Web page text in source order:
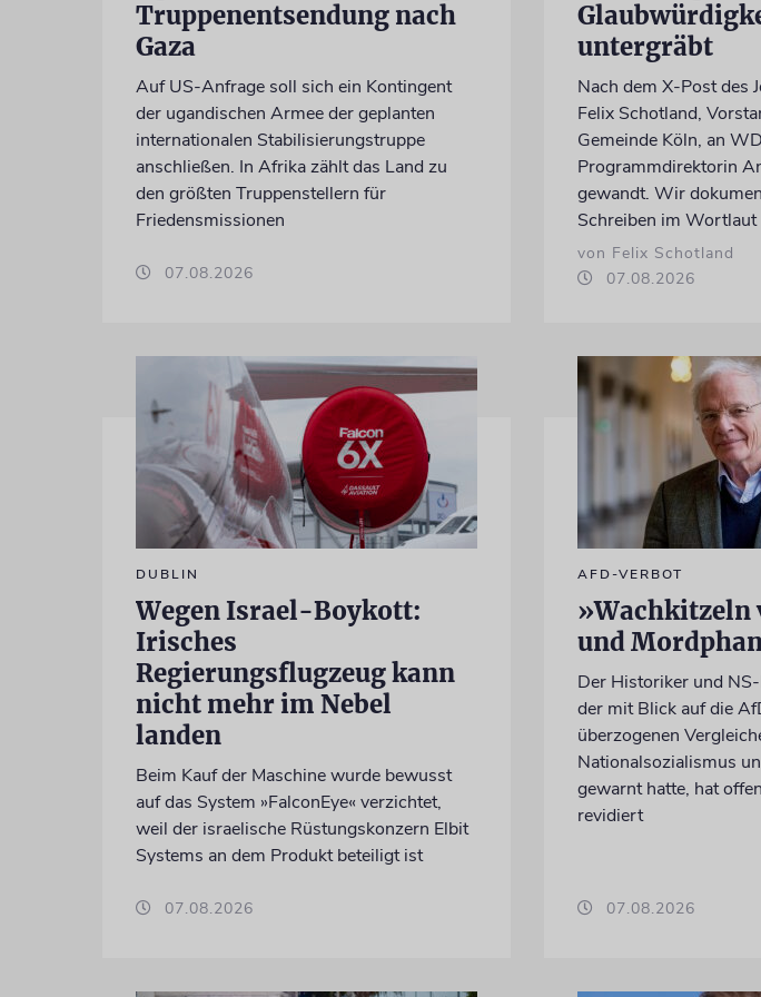
Truppenentsendung nach
Gaza
Auf US-Anfrage soll sich ein Kontingent
der ugandischen Armee der geplanten
internationalen Stabilisierungstruppe
anschließen. In Afrika zählt das Land zu
den größten Truppenstellern für
Friedensmissionen
07.08.2026
untergräbt
Nach dem X-Post des
Felix Schotland,
Gemeinde Köln, an
Programmdirektorin
gewandt. Wir
Schreiben im Wortlaut
von Felix Schotland
07.08.2026
DUBLIN
Wegen Israel-Boykott:
Irisches
Regierungsflugzeug kann
nicht mehr im Nebel
landen
Beim Kauf der Maschine wurde bewusst
auf das System »FalconEye« verzichtet,
weil der israelische Rüstungskonzern Elbit
Systems an dem Produkt beteiligt ist
07.08.2026
AFD-VERBOT
»Wachkitzeln
und
Der Historiker und
der mit Blick auf die
überzogenen
Nationalsozialismus
gewarnt hatte, hat
revidiert
07.08.2026